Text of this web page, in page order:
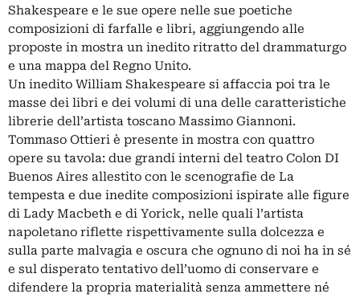
Shakespeare e le sue opere nelle sue poetiche
composizioni di farfalle e libri, aggiungendo alle
proposte in mostra un inedito ritratto del drammaturgo
e una mappa del Regno Unito.
Un inedito William Shakespeare si affaccia poi tra le
masse dei libri e dei volumi di una delle caratteristiche
librerie dell’artista toscano Massimo Giannoni.
Tommaso Ottieri è presente in mostra con quattro
opere su tavola: due grandi interni del teatro Colon DI
Buenos Aires allestito con le scenografie de La
tempesta e due inedite composizioni ispirate alle figure
di Lady Macbeth e di Yorick, nelle quali l’artista
napoletano riflette rispettivamente sulla dolcezza e
sulla parte malvagia e oscura che ognuno di noi ha in sé
e sul disperato tentativo dell’uomo di conservare e
difendere la propria materialità senza ammettere né